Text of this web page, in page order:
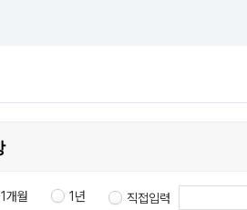
1개월 1년 직접입력